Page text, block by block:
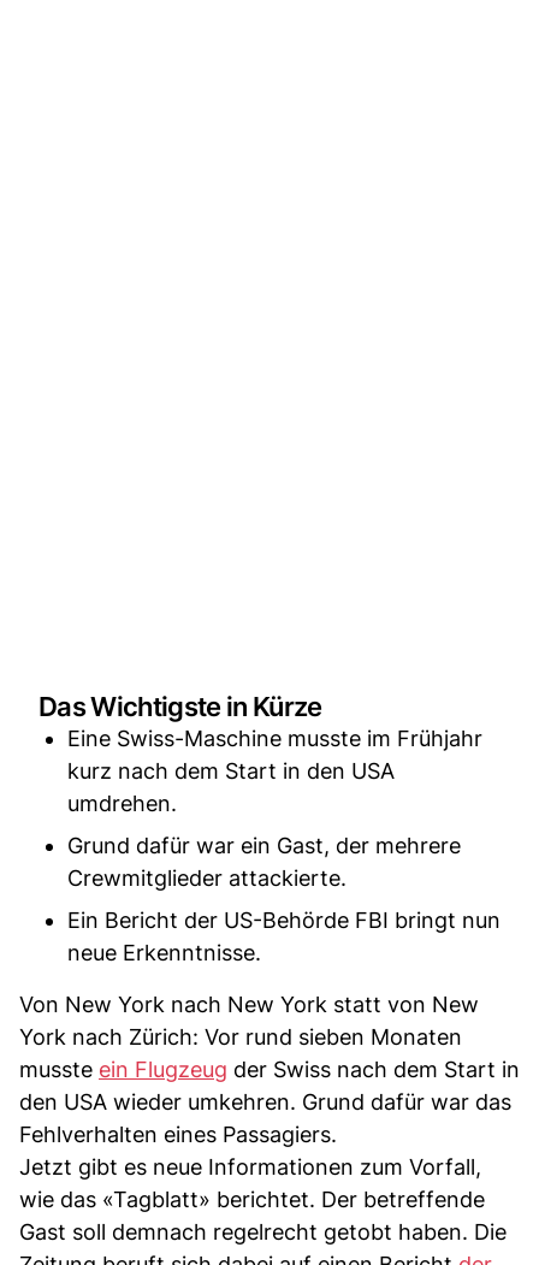
Das Wichtigste in Kürze
Eine Swiss-Maschine musste im Frühjahr
kurz nach dem Start in den USA
umdrehen.
Grund dafür war ein Gast, der mehrere
Crewmitglieder attackierte.
Ein Bericht der US-Behörde FBI bringt nun
neue Erkenntnisse.
Von New York nach New York statt von New
York nach Zürich: Vor rund sieben Monaten
musste ein Flugzeug der Swiss nach dem Start in
den USA wieder umkehren. Grund dafür war das
Fehlverhalten eines Passagiers.
Jetzt gibt es neue Informationen zum Vorfall,
wie das «Tagblatt» berichtet. Der betreffende
Gast soll demnach regelrecht getobt haben. Die